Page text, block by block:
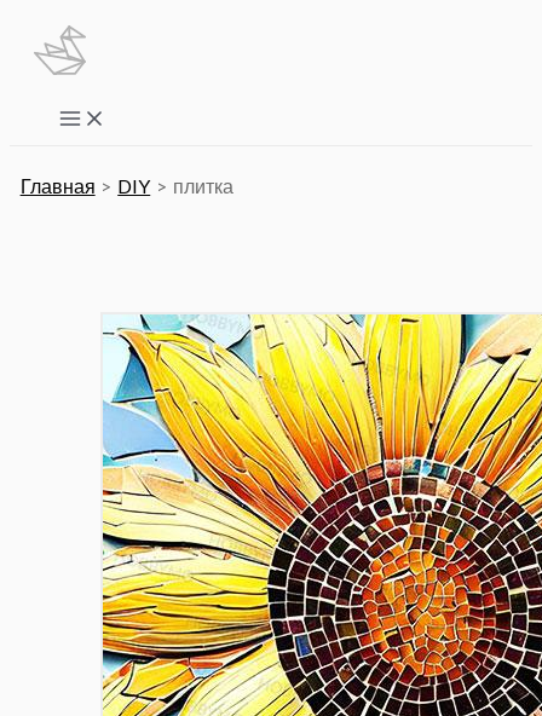
Перейти
содержимому
Main
Menu
Главная DIY плитка